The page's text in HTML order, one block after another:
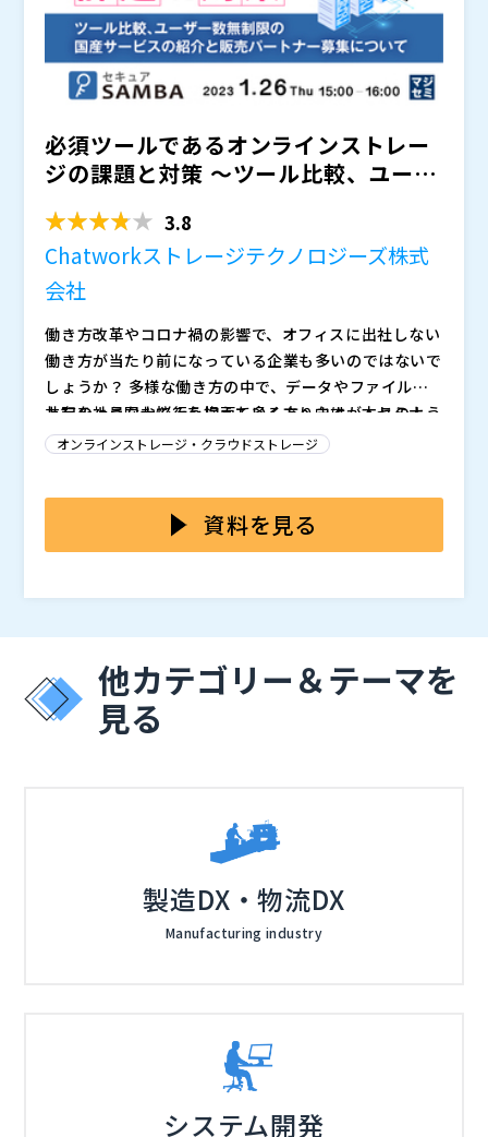
必須ツールであるオンラインストレー
ジの課題と対策 ～ツール比較、ユーザ
3.8
Chatworkストレージテクノロジーズ株式
会社
働き方改革やコロナ禍の影響で、オフィスに出社しない
働き方が当たり前になっている企業も多いのではないで
しょうか？ 多様な働き方の中で、データやファイルの
共有を社員同士で行う場面も多くありますが、このよう
なお悩みはございませんか？ ・データやファイルの共
外製品のため使い勝手が悪い、セキュリティ面で不安が
上記のようなお悩みを抱えている方へ向け、本セミナー
では、オンラインストレージサービスのセキュアSAMB
産のツールのため使い勝手が良い点や、 運用開始後の
サポートも専任制で手厚く受けられること、フリープラ
いるサービスです。
して、ご紹介や販売を行っていただくパートナー企業の
募集もご案内させていただきます。 パートナー企業と
が可能です。 例えば、契約手続きなどは行わず窓口と
ポートも手厚く受けられるため、安心して活動に専念し
ていただける体制を構築しています。
営者や決裁者の方におすすめのセミナーです。
会社（
）
オンラインストレージ・クラウドストレージ
資料を見る
他カテゴリー＆テーマを
見る
製造DX・物流DX
Manufacturing industry
システム開発